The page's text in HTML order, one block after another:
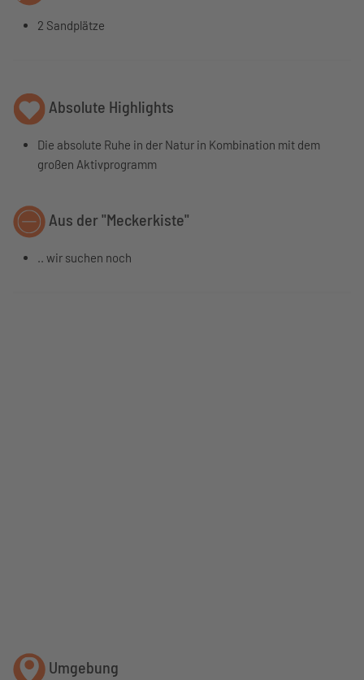
2 Sandplätze
Absolute Highlights
Die absolute Ruhe in der Natur in Kombination mit dem
großen Aktivprogramm
Aus der "Meckerkiste"
.. wir suchen noch
Umgebung